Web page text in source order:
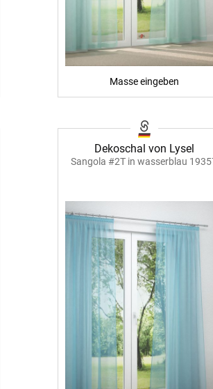
Masse eingeben
Dekoschal von Lysel
Sangola #2T in wasserblau